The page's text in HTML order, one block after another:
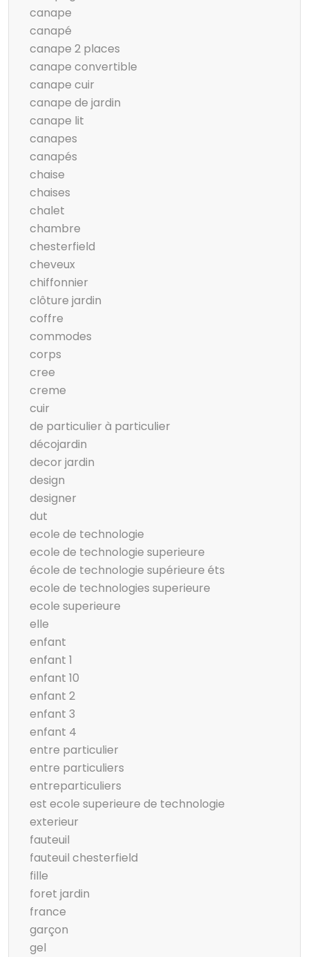
canape
canapé
canape 2 places
canape convertible
canape cuir
canape de jardin
canape lit
canapes
canapés
chaise
chaises
chalet
chambre
chesterfield
cheveux
chiffonnier
clôture jardin
coffre
commodes
corps
cree
creme
cuir
de particulier à particulier
décojardin
decor jardin
design
designer
dut
ecole de technologie
ecole de technologie superieure
école de technologie supérieure éts
ecole de technologies superieure
ecole superieure
elle
enfant
enfant 1
enfant 10
enfant 2
enfant 3
enfant 4
entre particulier
entre particuliers
entreparticuliers
est ecole superieure de technologie
exterieur
fauteuil
fauteuil chesterfield
fille
foret jardin
france
garçon
gel